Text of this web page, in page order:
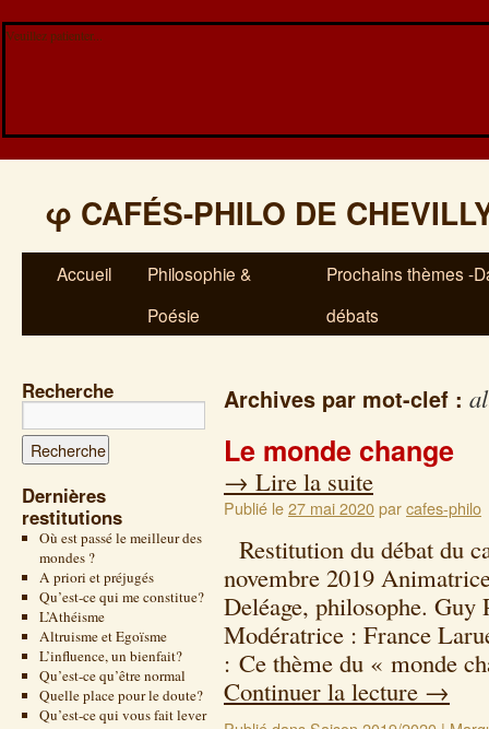
Veuillez patienter...
φ CAFÉS-PHILO DE
Accueil
Philosophie &
Poésie
Prochains thèmes -
débats
Recherche
Dernières
restitutions
Où est passé le meilleur des
mondes ?
A priori et préjugés
Qu’est-ce qui me constitue?
L’Athéisme
Altruisme et Egoïsme
L’influence, un bienfait?
Qu’est-ce qu’être normal
Quelle place pour le doute?
Qu’est-ce qui vous fait lever
Archives par mot-clef :
Le monde change
→ Lire la suite
Publié le27 mai 2020parcafes-philo
Restitution du débat du
novembre 2019
Deléage, philosophe.
Modératrice : France
: Ce thème du « monde
Continuer la lecture →